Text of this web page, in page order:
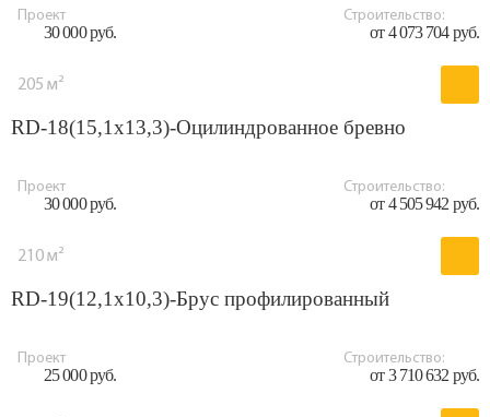
Проект
30 000 руб.
Строительство:
от 4 073 704 руб.
205 м²
RD-18(15,1x13,3)-Оцилиндрованное бревно
Проект
30 000 руб.
Строительство:
от 4 505 942 руб.
210 м²
RD-19(12,1x10,3)-Брус профилированный
Проект
25 000 руб.
Строительство:
от 3 710 632 руб.